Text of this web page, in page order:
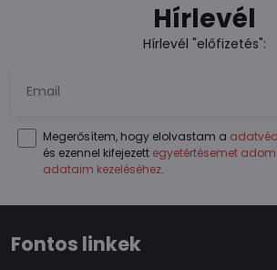
Hírlevél
Hírlevél "előfizetés":
Megerősítem, hogy elolvastam a
és ezennel kifejezett egyetértésemet
adataim kezeléséhez.
Fontos linkek